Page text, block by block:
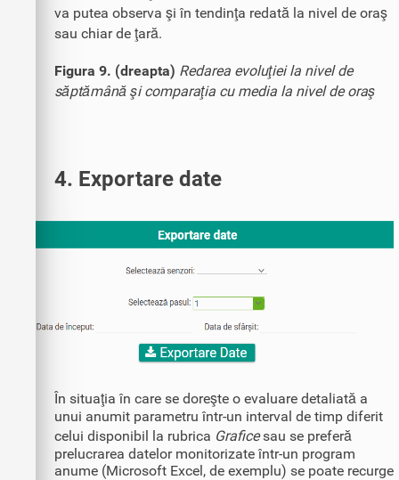
va putea observa şi în tendinţa redată la nivel de oraş
sau chiar de ţară.
Figura 9. (dreapta) Redarea evoluţiei la nivel de
săptămână şi comparaţia cu media la nivel de oraş
4. Exportare date
În situaţia în care se doreşte o evaluare detaliată a
unui anumit parametru într-un interval de timp diferit
celui disponibil la rubrica Graficesau se preferă
prelucrarea datelor monitorizate într-un program
anume (Microsoft Excel, de exemplu) se poate recurge